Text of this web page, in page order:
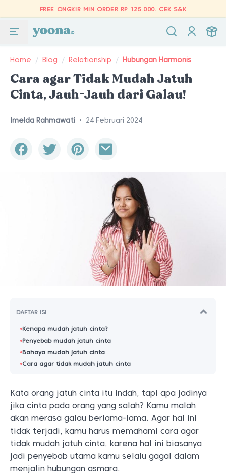
FREE ONGKIR MIN ORDER RP 125.000. CEK S&K
Home / Blog / Relationship / Hubungan Harmonis
Cara agar Tidak Mudah Jatuh
Cinta, Jauh-Jauh dari Galau!
Imelda Rahmawati • 24 Februari 2024
DAFTAR ISI
Kenapa mudah jatuh cinta?
Penyebab mudah jatuh cinta
Bahaya mudah jatuh cinta
Cara agar tidak mudah jatuh cinta
Kata orang jatuh cinta itu indah, tapi apa jadinya
jika cinta pada orang yang salah? Kamu malah
akan merasa galau berlama-lama. Agar hal ini
tidak terjadi, kamu harus memahami cara agar
tidak mudah jatuh cinta, karena hal ini biasanya
jadi penyebab utama kamu selalu gagal dalam
menjalin hubungan asmara.